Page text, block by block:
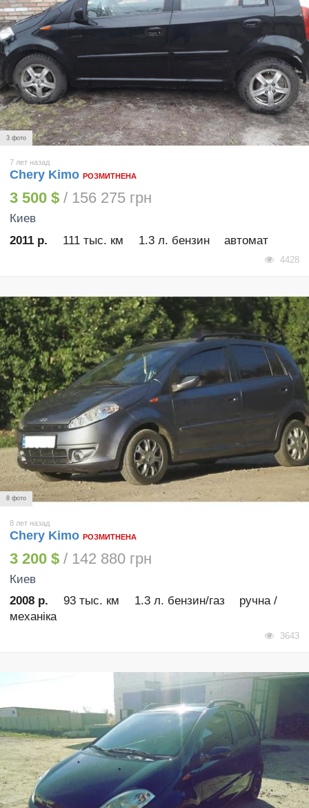
3 фото
7 лет назад
Chery Kimo РОЗМИТНЕНА
3 500 $ / 156 275 грн
Киев
2011 р.
111 тыс. км 1.3 л. бензин автомат
4428
8 фото
8 лет назад
Chery Kimo РОЗМИТНЕНА
3 200 $ / 142 880 грн
Киев
2008 р.
93 тыс. км 1.3 л. бензин/газ
ручна /
механіка
3643